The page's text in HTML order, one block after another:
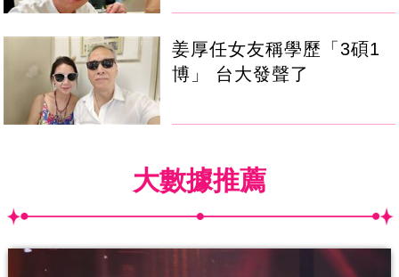
姜厚任女友稱學歷「3碩1
博」 台大發聲了
大數據推薦